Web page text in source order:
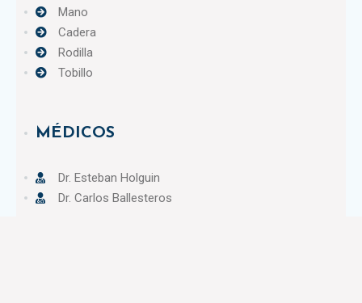
Mano
Cadera
Rodilla
Tobillo
MÉDICOS
Dr. Esteban Holguin
Dr. Carlos Ballesteros